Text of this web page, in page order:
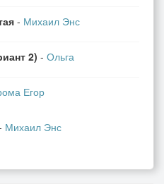
- Михаил Энс
2) - Ольга
Егор
Михаил Энс